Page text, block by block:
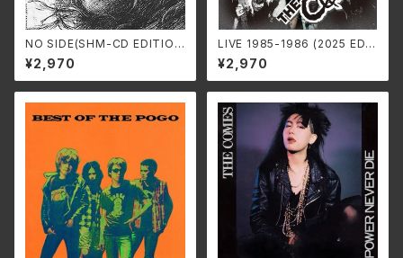
NO SIDE(SHM-CD EDITIO
N) /THE COMES SS-965
C(仕様:SHM-CD)
¥2,970
LIVE 1985-1986 (2025 EDIT
ION) /THE COMES SS-97
4(仕様:2CD)
¥2,970